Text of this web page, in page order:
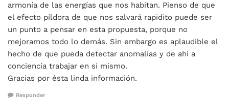
armonía de las energías que nos habitan. Pienso de que
el efecto píldora de que nos salvará rapidito puede ser
un punto a pensar en esta propuesta, porque no
mejoramos todo lo demás. Sin embargo es aplaudible el
hecho de que pueda detectar anomalías y de ahí a
conciencia trabajar en sí mismo.
Gracias por ésta linda información.
Responder